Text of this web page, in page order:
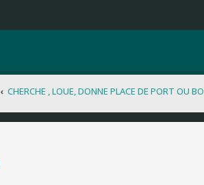
CHERCHE , LOUE, DONNE PLACE DE PORT OU